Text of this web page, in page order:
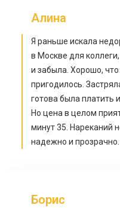
Алина
Я раньше искала
в Москве для
и забыла. Хорошо,
пригодилось.
готова была платить
Но цена в целом
минут 35. Нареканий
надежно и прозрачно.
Борис